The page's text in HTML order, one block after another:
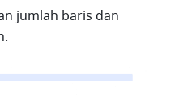
jumlah baris dan